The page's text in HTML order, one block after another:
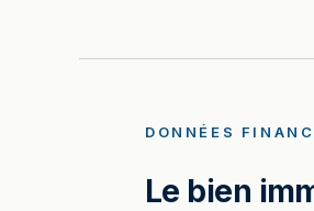
DONNÉES
Le bien